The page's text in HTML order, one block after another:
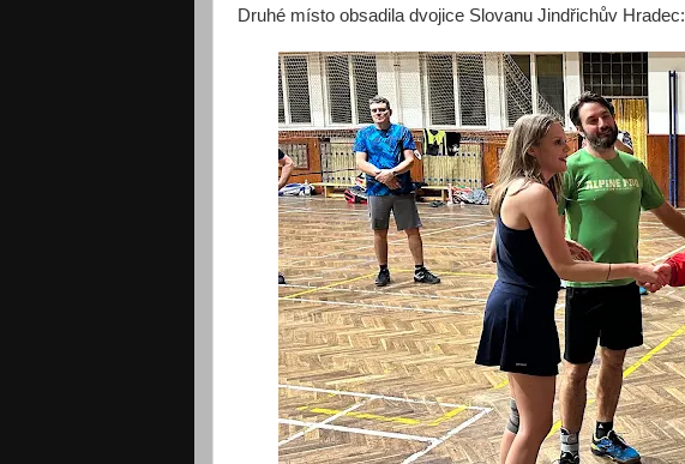
Druhé místo obsadila dvojice Slovanu Jindřichův Hradec: